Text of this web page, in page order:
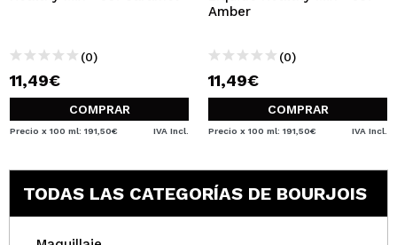
CREAR CUENTA
(0)
11,49€
COMPRAR
Precio x 100 ml: 191,50€ IVA Incl.
Amber
(0)
11,49€
COMPRAR
Precio x 100 ml: 191,50€ IVA Incl.
TODAS LAS CATEGORÍAS DE BOURJOIS